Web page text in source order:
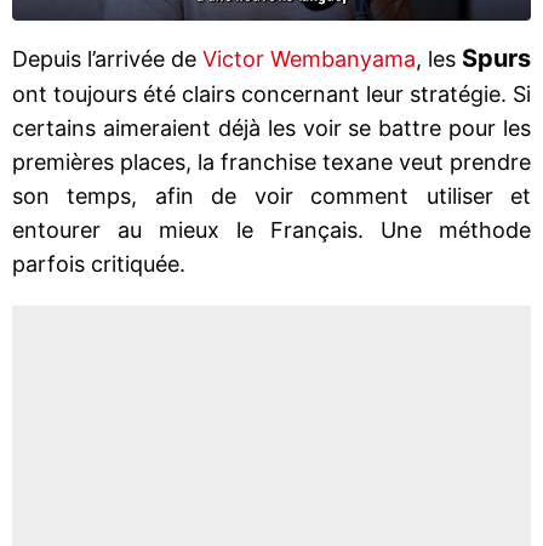
Depuis l’arrivée de Victor Wembanyama, les Spurs
ont toujours été clairs concernant leur stratégie. Si
certains aimeraient déjà les voir se battre pour les
premières places, la franchise texane veut prendre
son temps, afin de voir comment utiliser et
entourer au mieux le Français. Une méthode
parfois critiquée.